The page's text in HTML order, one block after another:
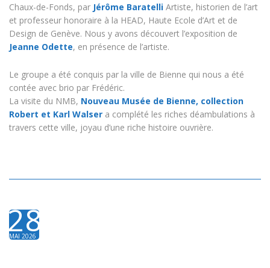
Chaux-de-Fonds, par Jérôme Baratelli Artiste, historien de l’art
et professeur honoraire à la HEAD, Haute Ecole d’Art et de
Design de Genève. Nous y avons découvert l’exposition de
Jeanne Odette, en présence de l’artiste.
Le groupe a été conquis par la ville de Bienne qui nous a été
contée avec brio par Frédéric.
La visite du NMB, Nouveau Musée de Bienne, collection
Robert et Karl Walser a complété les riches déambulations à
travers cette ville, joyau d’une riche histoire ouvrière.
28
MAI 2026